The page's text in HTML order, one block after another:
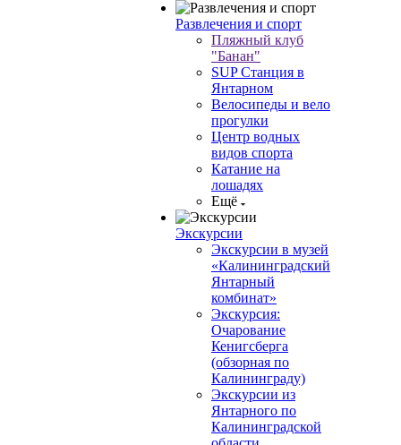
Развлечения и спорт
Пляжный клуб
"Банан"
SUP Станция в
Янтарном
Велосипеды и вело
прогулки
Центр водных
видов спорта
Катание на
лошадях
Ещё
Экскурсии
Экскурсии в музей
«Калининградский
Янтарный
комбинат»
Экскурсия:
Очарование
Кенигсберга
(обзорная по
Калининграду)
Экскурсии из
Янтарного по
Калининградской